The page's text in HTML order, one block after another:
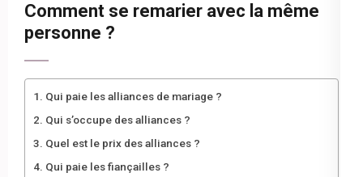
Comment se remarier avec la même
personne ?
Qui paie les alliances de mariage ?
Qui s’occupe des alliances ?
Quel est le prix des alliances ?
Qui paie les fiançailles ?